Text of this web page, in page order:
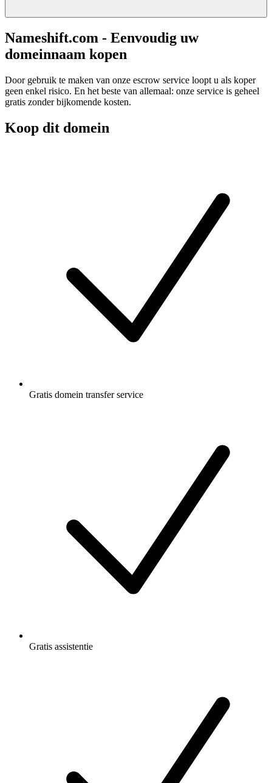
Nameshift.com - Eenvoudig uw
domeinnaam kopen
Door gebruik te maken van onze escrow service loopt u als koper
geen enkel risico. En het beste van allemaal: onze service is geheel
gratis zonder bijkomende kosten.
Koop dit domein
Gratis domein transfer service
Gratis assistentie